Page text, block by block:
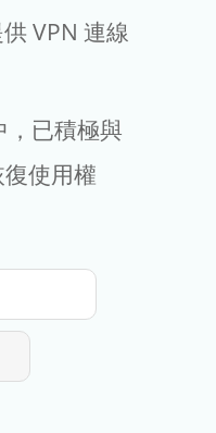
VPN 連線
，已積極與
使用權